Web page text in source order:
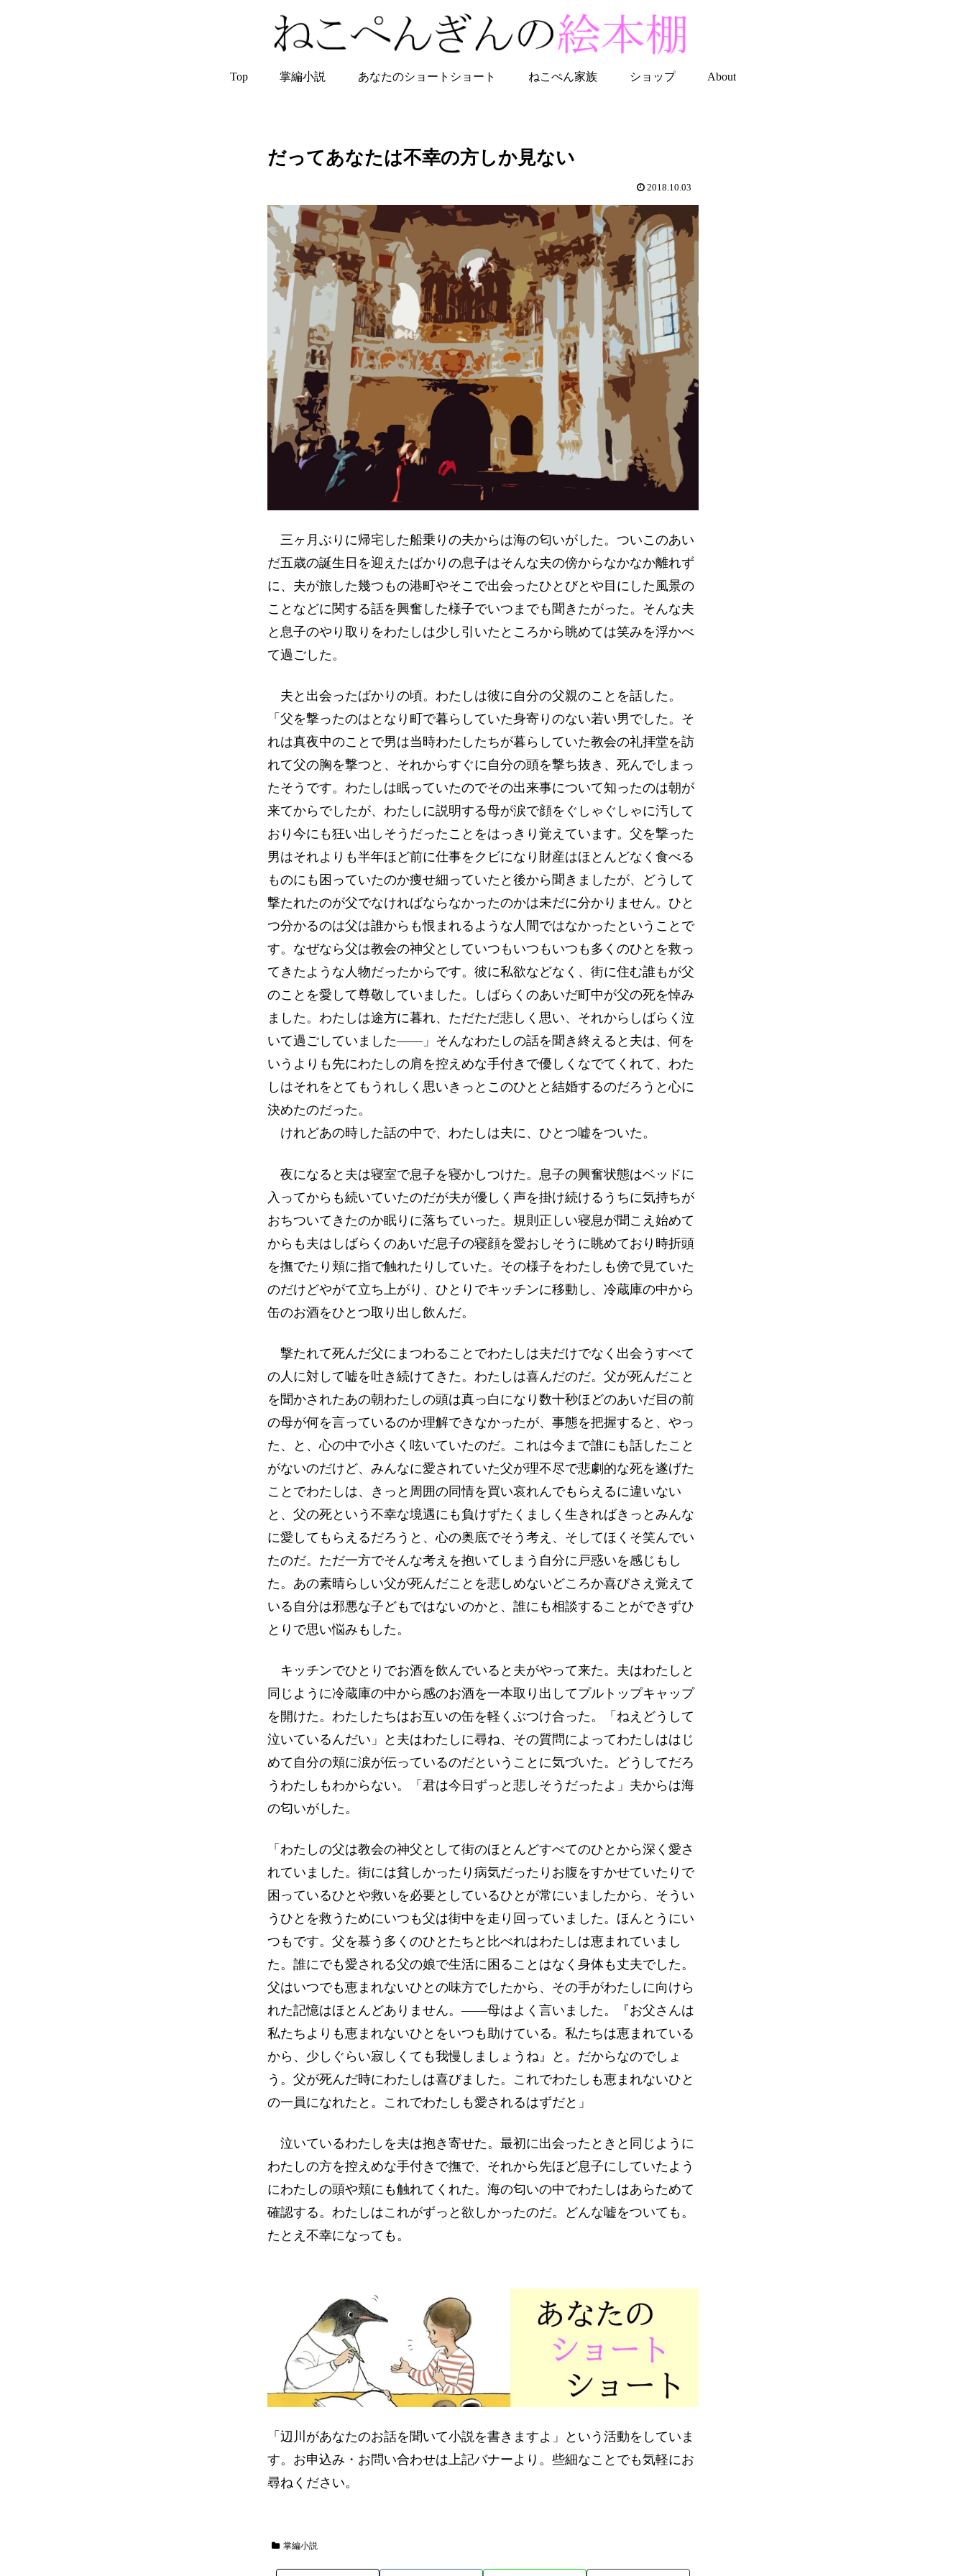
Top 掌編小説 あなたのショートショート ねこぺん家族 ショップ About
だってあなたは不幸の方しか見ない
2018.10.03
三ヶ月ぶりに帰宅した船乗りの夫からは海の匂いがした。ついこのあい
だ五歳の誕生日を迎えたばかりの息子はそんな夫の傍からなかなか離れず
に、夫が旅した幾つもの港町やそこで出会ったひとびとや目にした風景の
ことなどに関する話を興奮した様子でいつまでも聞きたがった。そんな夫
と息子のやり取りをわたしは少し引いたところから眺めては笑みを浮かべ
て過ごした。
夫と出会ったばかりの頃。わたしは彼に自分の父親のことを話した。
「父を撃ったのはとなり町で暮らしていた身寄りのない若い男でした。そ
れは真夜中のことで男は当時わたしたちが暮らしていた教会の礼拝堂を訪
れて父の胸を撃つと、それからすぐに自分の頭を撃ち抜き、死んでしまっ
たそうです。わたしは眠っていたのでその出来事について知ったのは朝が
来てからでしたが、わたしに説明する母が涙で顔をぐしゃぐしゃに汚して
おり今にも狂い出しそうだったことをはっきり覚えています。父を撃った
男はそれよりも半年ほど前に仕事をクビになり財産はほとんどなく食べる
ものにも困っていたのか痩せ細っていたと後から聞きましたが、どうして
撃たれたのが父でなければならなかったのかは未だに分かりません。ひと
つ分かるのは父は誰からも恨まれるような人間ではなかったということで
す。なぜなら父は教会の神父としていつもいつもいつも多くのひとを救っ
てきたような人物だったからです。彼に私欲などなく、街に住む誰もが父
のことを愛して尊敬していました。しばらくのあいだ町中が父の死を悼み
ました。わたしは途方に暮れ、ただただ悲しく思い、それからしばらく泣
いて過ごしていました――」そんなわたしの話を聞き終えると夫は、何を
いうよりも先にわたしの肩を控えめな手付きで優しくなでてくれて、わた
しはそれをとてもうれしく思いきっとこのひとと結婚するのだろうと心に
決めたのだった。
けれどあの時した話の中で、わたしは夫に、ひとつ嘘をついた。
夜になると夫は寝室で息子を寝かしつけた。息子の興奮状態はベッドに
入ってからも続いていたのだが夫が優しく声を掛け続けるうちに気持ちが
おちついてきたのか眠りに落ちていった。規則正しい寝息が聞こえ始めて
からも夫はしばらくのあいだ息子の寝顔を愛おしそうに眺めており時折頭
を撫でたり頬に指で触れたりしていた。その様子をわたしも傍で見ていた
のだけどやがて立ち上がり、ひとりでキッチンに移動し、冷蔵庫の中から
缶のお酒をひとつ取り出し飲んだ。
撃たれて死んだ父にまつわることでわたしは夫だけでなく出会うすべて
の人に対して嘘を吐き続けてきた。わたしは喜んだのだ。父が死んだこと
を聞かされたあの朝わたしの頭は真っ白になり数十秒ほどのあいだ目の前
の母が何を言っているのか理解できなかったが、事態を把握すると、やっ
た、と、心の中で小さく呟いていたのだ。これは今まで誰にも話したこと
がないのだけど、みんなに愛されていた父が理不尽で悲劇的な死を遂げた
ことでわたしは、きっと周囲の同情を買い哀れんでもらえるに違いない
と、父の死という不幸な境遇にも負けずたくましく生きればきっとみんな
に愛してもらえるだろうと、心の奥底でそう考え、そしてほくそ笑んでい
たのだ。ただ一方でそんな考えを抱いてしまう自分に戸惑いを感じもし
た。あの素晴らしい父が死んだことを悲しめないどころか喜びさえ覚えて
いる自分は邪悪な子どもではないのかと、誰にも相談することができずひ
とりで思い悩みもした。
キッチンでひとりでお酒を飲んでいると夫がやって来た。夫はわたしと
同じように冷蔵庫の中から感のお酒を一本取り出してプルトップキャップ
を開けた。わたしたちはお互いの缶を軽くぶつけ合った。「ねえどうして
泣いているんだい」と夫はわたしに尋ね、その質問によってわたしははじ
めて自分の頬に涙が伝っているのだということに気づいた。どうしてだろ
うわたしもわからない。「君は今日ずっと悲しそうだったよ」夫からは海
の匂いがした。
「わたしの父は教会の神父として街のほとんどすべてのひとから深く愛さ
れていました。街には貧しかったり病気だったりお腹をすかせていたりで
困っているひとや救いを必要としているひとが常にいましたから、そうい
うひとを救うためにいつも父は街中を走り回っていました。ほんとうにい
つもです。父を慕う多くのひとたちと比べれはわたしは恵まれていまし
た。誰にでも愛される父の娘で生活に困ることはなく身体も丈夫でした。
父はいつでも恵まれないひとの味方でしたから、その手がわたしに向けら
れた記憶はほとんどありません。――母はよく言いました。『お父さんは
私たちよりも恵まれないひとをいつも助けている。私たちは恵まれている
から、少しぐらい寂しくても我慢しましょうね』と。だからなのでしょ
う。父が死んだ時にわたしは喜びました。これでわたしも恵まれないひと
の一員になれたと。これでわたしも愛されるはずだと」
泣いているわたしを夫は抱き寄せた。最初に出会ったときと同じように
わたしの方を控えめな手付きで撫で、それから先ほど息子にしていたよう
にわたしの頭や頬にも触れてくれた。海の匂いの中でわたしはあらためて
確認する。わたしはこれがずっと欲しかったのだ。どんな嘘をついても。
たとえ不幸になっても。
「辺川があなたのお話を聞いて小説を書きますよ」という活動をしていま
す。お申込み・お問い合わせは上記バナーより。些細なことでも気軽にお
尋ねください。
掌編小説